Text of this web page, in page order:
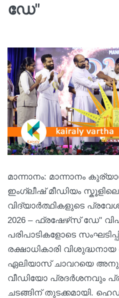
ഡേ"
മാന്നാനം: മാന്നാനം
ഇംഗ്ലീഷ് മീഡിയം
വിദ്യാർത്ഥികളുടെ
2026 – ഫ്രഷേഴ്‌സ് ഡേ"
പരിപാടികളോടെ
രക്ഷാധികാരി
ഏലിയാസ് ചാവറയെ
വീഡിയോ പ്രദർശനവും
ചടങ്ങിന് തുടക്കമായി.